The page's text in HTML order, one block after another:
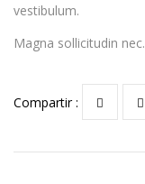
vestibulum.
Magna sollicitudin nec.
Compartir :